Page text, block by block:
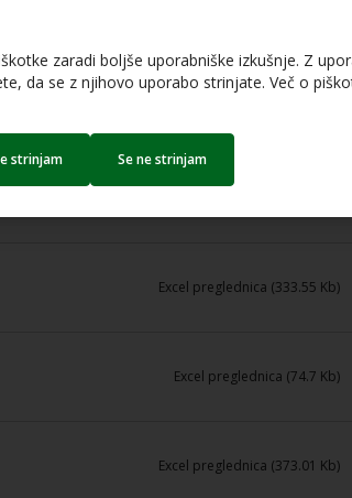
Excel preglednica (333.55 Kb)
Excel preglednica (74.7 Kb)
Excel preglednica (373.01 Kb)
zaradi boljše uporabniške izkušnje. Z
da se z njihovo uporabo strinjate. Več o
Se strinjam Se ne strinjam